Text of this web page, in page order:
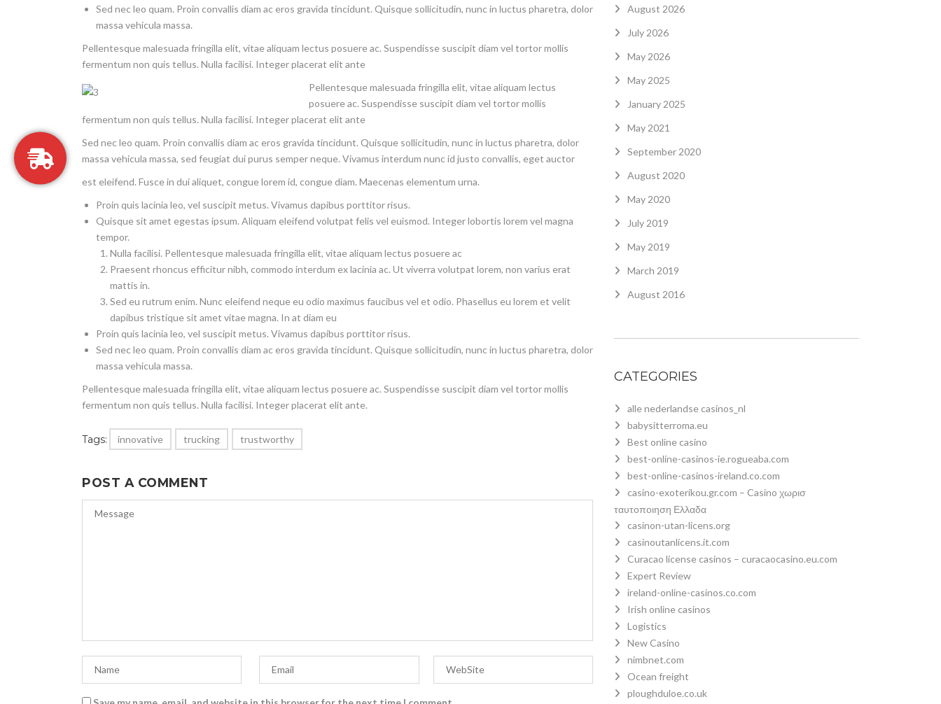
Sed nec leo quam. Proin convallis diam ac eros gravida tincidunt. Quisque sollicitudin, nunc in luctus pharetra, dolor
massa vehicula massa.
Pellentesque malesuada fringilla elit, vitae aliquam lectus posuere ac. Suspendisse suscipit diam vel tortor mollis
fermentum non quis tellus. Nulla facilisi. Integer placerat elit ante
Pellentesque malesuada fringilla elit, vitae aliquam lectus
posuere ac. Suspendisse suscipit diam vel tortor mollis
fermentum non quis tellus. Nulla facilisi. Integer placerat elit ante
Sed nec leo quam. Proin convallis diam ac eros gravida tincidunt. Quisque sollicitudin, nunc in luctus pharetra, dolor
massa vehicula massa, sed feugiat dui purus semper neque. Vivamus interdum nunc id justo convallis, eget auctor
est eleifend. Fusce in dui aliquet, congue lorem id, congue diam. Maecenas elementum urna.
Proin quis lacinia leo, vel suscipit metus. Vivamus dapibus porttitor risus.
Quisque sit amet egestas ipsum. Aliquam eleifend volutpat felis vel euismod. Integer lobortis lorem vel magna
tempor.
Nulla facilisi. Pellentesque malesuada fringilla elit, vitae aliquam lectus posuere ac
Praesent rhoncus efficitur nibh, commodo interdum ex lacinia ac. Ut viverra volutpat lorem, non varius erat
mattis in.
Sed eu rutrum enim. Nunc eleifend neque eu odio maximus faucibus vel et odio. Phasellus eu lorem et velit
dapibus tristique sit amet vitae magna. In at diam eu
Proin quis lacinia leo, vel suscipit metus. Vivamus dapibus porttitor risus.
Sed nec leo quam. Proin convallis diam ac eros gravida tincidunt. Quisque sollicitudin, nunc in luctus pharetra, dolor
massa vehicula massa.
Pellentesque malesuada fringilla elit, vitae aliquam lectus posuere ac. Suspendisse suscipit diam vel tortor mollis
fermentum non quis tellus. Nulla facilisi. Integer placerat elit ante.
Tags: innovative trucking trustworthy
POST A COMMENT
August 2026
July 2026
May 2026
May 2025
January 2025
May 2021
September 2020
August 2020
May 2020
July 2019
May 2019
March 2019
August 2016
CATEGORIES
alle nederlandse casinos_nl
babysitterroma.eu
Best online casino
best-online-casinos-ie.rogueaba.com
best-online-casinos-ireland.co.com
casino-exoterikou.gr.com – Casino χωρισ
ταυτοποιηση Ελλαδα
casinon-utan-licens.org
casinoutanlicens.it.com
Curacao license casinos – curacaocasino.eu.com
Expert Review
ireland-online-casinos.co.com
Irish online casinos
Logistics
New Casino
nimbnet.com
Ocean freight
ploughduloe.co.uk